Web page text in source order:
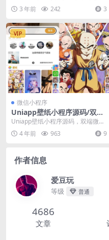
H5和WEB端，ChatGPT-MP(基于
C...3 年前 242 3
VIP
微信小程序
Uniapp壁纸小程序源码/双端
微信抖音小程序源码
Uniapp壁纸小程序源码，双端微信
抖音小程序源码。 WordPress后台
的小...4 年前 963 9
作者信息
爱豆玩
等级 普通
4686
文章